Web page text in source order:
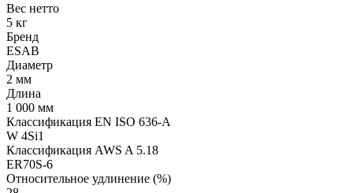
Вес нетто
5 кг
Бренд
ESAB
Диаметр
2 мм
Длина
1 000 мм
Классификация EN ISO 636-A
W 4Si1
Классификация AWS A 5.18
ER70S-6
Относительное удлинение (%)